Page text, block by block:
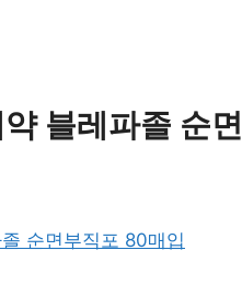
블레파졸 순